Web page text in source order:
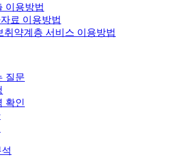
이용방법
료 이용방법
취약계층 서비스 이용방법
질문
확인